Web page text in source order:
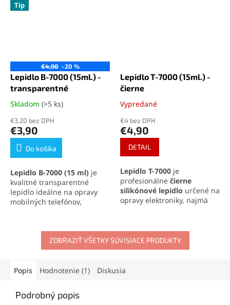
Tip
€4,90 –20 %
Lepidlo B-7000 (15ml.) -
transparentné
Priemerné
produktu
je
5,0
hviezdičiek.
Skladom (>5 ks)
€3,20 bez DPH
€3,90
Do košíka
Lepidlo B-7000 (15 ml) je
kvalitné transparentné
lepidlo ideálne na opravy
mobilných telefónov,
no pružný spoj, ktorý
odoláva otrasom, vode aj
oderu. Vďaka presnej
jednoducho nanáša aj na
Lepidlo T-7000 (15ml.) -
čierne
Priemerné
produktu
je
5,0
hviezdičiek.
Vypredané
€4 bez DPH
€4,90
DETAIL
Lepidlo T-7000 je
profesionálne čierne
silikónové lepidlo určené na
opravy elektroniky, najmä
pevnosťou, pružnosťou a
odolnosťouvoči vode a
mechanickému namáhaniu.
ideálne aj pre detailné a
ZOBRAZIŤ VŠETKY SÚVISIACE PRODUKTY
Popis Hodnotenie (1) Diskusia
Podrobný popis